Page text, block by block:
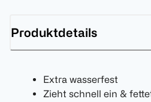
Produktdetails
Extra wasserfest
Zieht schnell ein &